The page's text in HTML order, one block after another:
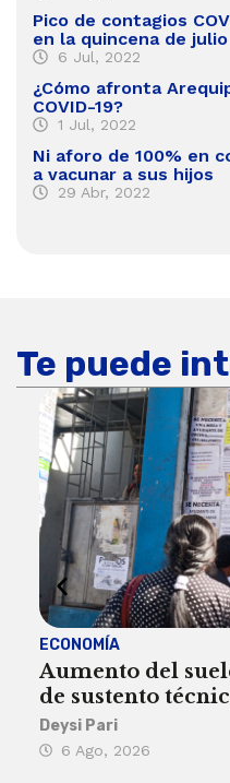
Pico de contagios
en la quincena de julio
6 Jul, 2022
¿Cómo afronta
COVID-19?
1 Jul, 2022
Ni aforo de 100% en
a vacunar a sus hijos
29 Abr, 2022
Te puede
ECONOMÍA
Aumento del
de sustento
Deysi Pari
6 Ago, 2026